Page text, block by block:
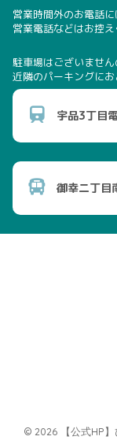
営業時間外のお電話に
営業電話などはお控え
駐車場はございませ
近隣のパーキングにお
宇品3丁目
御幸二丁目
© 2026 【公式HP